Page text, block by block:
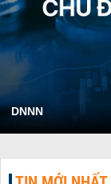
DNNN